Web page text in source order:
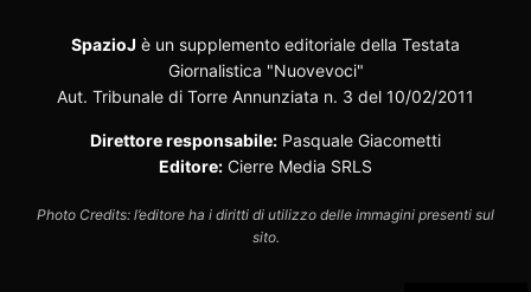
SpazioJ è un supplemento editoriale della Testata
Giornalistica "Nuovevoci"
Aut. Tribunale di Torre Annunziata n. 3 del 10/02/2011
Direttore responsabile: Pasquale Giacometti
Editore: Cierre Media SRLS
Photo Credits: l’editore ha i diritti di utilizzo delle immagini presenti sul
sito.